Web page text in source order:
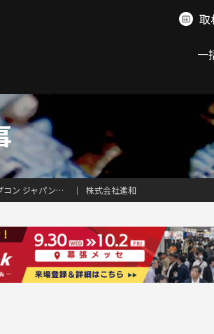
取
一
パン」（後編） 株式会社進和